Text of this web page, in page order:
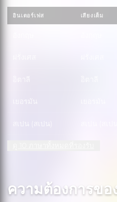
อินเตอร์เฟส เสียงเต็ม
ความต้องการขอ